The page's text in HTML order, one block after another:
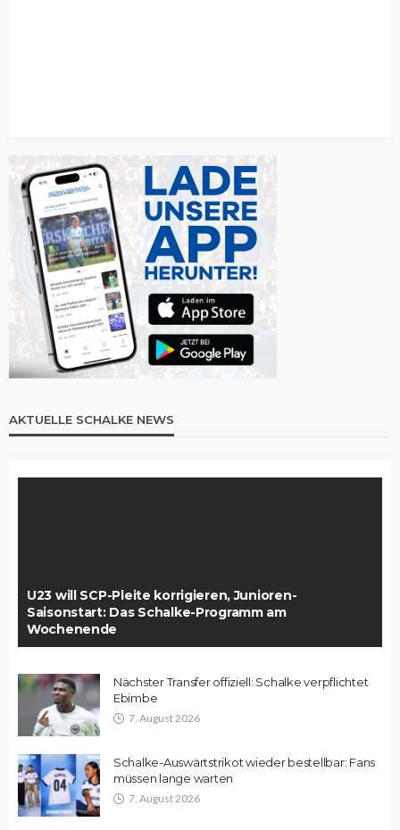
AKTUELLE SCHALKE NEWS
U23 will SCP-Pleite korrigieren, Junioren-
Saisonstart: Das Schalke-Programm am
Wochenende
Nächster Transfer offiziell: Schalke verpflichtet
Ebimbe
7. August 2026
Schalke-Auswärtstrikot wieder bestellbar: Fans
müssen lange warten
7. August 2026